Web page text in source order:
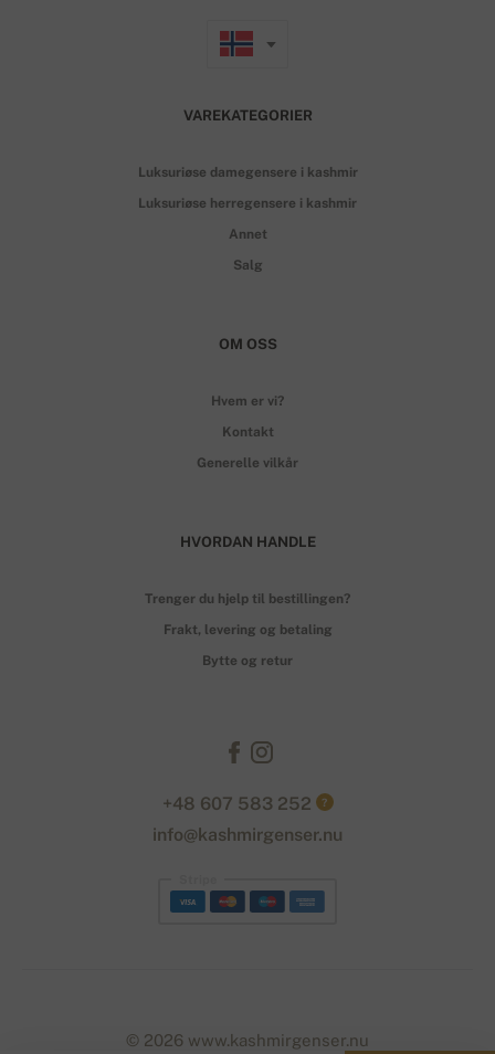
VAREKATEGORIER
Luksuriøse damegensere i kashmir
Luksuriøse herregensere i kashmir
Annet
Salg
OM OSS
Hvem er vi?
Kontakt
Generelle vilkår
HVORDAN HANDLE
Trenger du hjelp til bestillingen?
Frakt, levering og betaling
Bytte og retur
+48 607 583 252 ?
info@kashmirgenser.nu
© 2026 www.kashmirgenser.nu